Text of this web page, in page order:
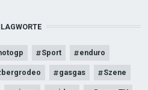
Sport enduro
gasgas Szene